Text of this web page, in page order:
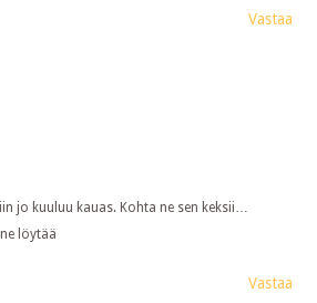
Vastaa
jo kuuluu kauas. Kohta ne sen keksii…
löytää
Vastaa